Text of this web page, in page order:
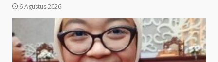
6 Agustus 2026